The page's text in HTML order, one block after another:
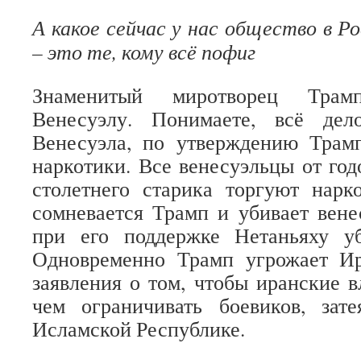
А какое сейчас у нас общество в
– это те, кому всё пофиг
Знаменитый миротворец
Венесуэлу. Понимаете, всё
Венесуэла, по утверждению
наркотики. Все венесуэльцы от
столетнего старика торгуют
сомневается Трамп и убивает
при его поддержке Нетаньяху
Одновременно Трамп угрожает
заявления о том, чтобы иранские
чем ограничивать боевиков,
Исламской Республике.